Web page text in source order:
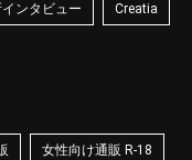
ンタビュー Creatia
女性向け通販 R-18